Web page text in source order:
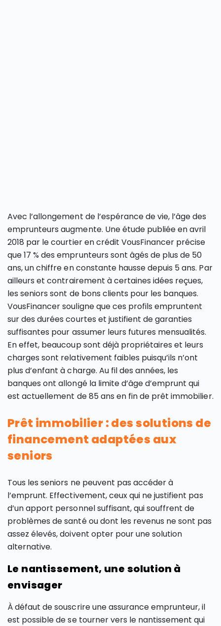
Avec l’allongement de l’espérance de vie, l’âge des
emprunteurs augmente. Une étude publiée en avril
2018 par le courtier en crédit VousFinancer précise
que 17 % des emprunteurs sont âgés de plus de 50
ans, un chiffre en constante hausse depuis 5 ans. Par
ailleurs et contrairement à certaines idées reçues,
les seniors sont de bons clients pour les banques.
VousFinancer souligne que ces profils empruntent
sur des durées courtes et justifient de garanties
suffisantes pour assumer leurs futures mensualités.
En effet, beaucoup sont déjà propriétaires et leurs
charges sont relativement faibles puisqu’ils n’ont
plus d’enfant à charge. Au fil des années, les
banques ont allongé la limite d’âge d’emprunt qui
est actuellement de 85 ans en fin de prêt immobilier.
Prêt immobilier : des solutions de
financement adaptées aux
seniors
Tous les seniors ne peuvent pas accéder à
l’emprunt. Effectivement, ceux qui ne justifient pas
d’un apport personnel suffisant, qui souffrent de
problèmes de santé ou dont les revenus ne sont pas
assez élevés, doivent opter pour une solution
alternative.
Le nantissement, une solution à
envisager
À défaut de souscrire une assurance emprunteur, il
est possible de se tourner vers le nantissement qui